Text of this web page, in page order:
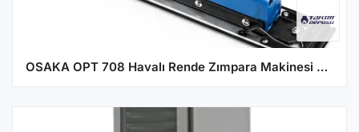
OSAKA OPT 708 Havalı Rende Zımpara Makinesi 63.5 x 400 mm